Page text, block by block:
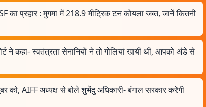
का प्रहार : मुगमा में 218.9 मीट्रिक टन कोयला जब्त, जानें कितनी
ने कहा- स्वतंत्रता सेनानियों ने तो गोलियां खायीं थीं, आपको अंडे से
को, AIFF अध्यक्ष से बोले शुभेंदु अधिकारी- बंगाल सरकार करेगी